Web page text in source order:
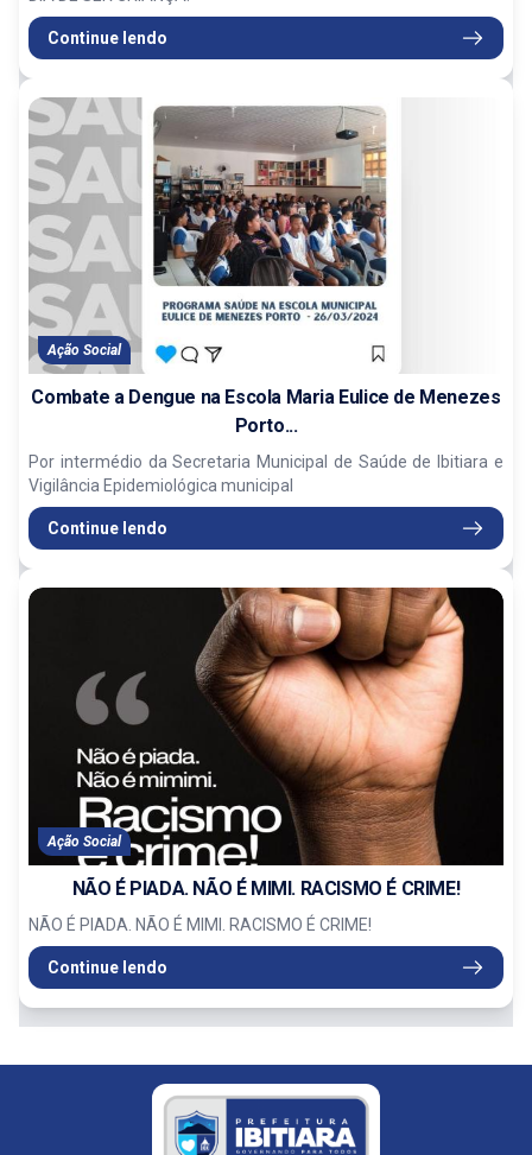
Continue lendo
Ação Social
Combate a Dengue na Escola Maria Eulice de Menezes
Porto...
Por intermédio da Secretaria Municipal de Saúde de Ibitiara e
Vigilância Epidemiológica municipal
Continue lendo
Ação Social
NÃO É PIADA. NÃO É MIMI. RACISMO É CRIME!
NÃO É PIADA. NÃO É MIMI. RACISMO É CRIME!
Continue lendo